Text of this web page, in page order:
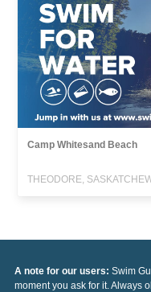
Camp Whitesand Beach
THEODORE,
A note for our users: Swim
moment you ask for it. Always